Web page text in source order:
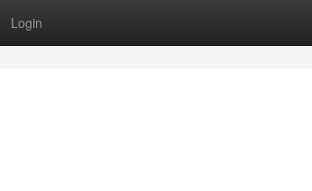
Login